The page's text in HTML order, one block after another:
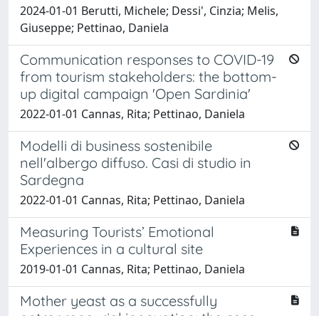
2024-01-01 Berutti, Michele; Dessi', Cinzia; Melis,
Giuseppe; Pettinao, Daniela
Communication responses to COVID-19
from tourism stakeholders: the bottom-
up digital campaign 'Open Sardinia'
2022-01-01 Cannas, Rita; Pettinao, Daniela
Modelli di business sostenibile
nell'albergo diffuso. Casi di studio in
Sardegna
2022-01-01 Cannas, Rita; Pettinao, Daniela
Measuring Tourists’ Emotional
Experiences in a cultural site
2019-01-01 Cannas, Rita; Pettinao, Daniela
Mother yeast as a successfully